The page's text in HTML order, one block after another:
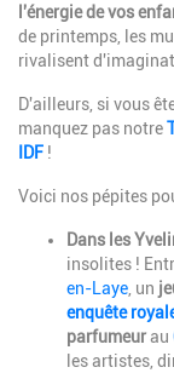
l'énergie de vos
de printemps, les
rivalisent
D'ailleurs, si vous
manquez pas notre
IDF !
Voici nos pépites
Dans les
insolites !
en-Laye , un
enquête
parfumeurau
les artistes,